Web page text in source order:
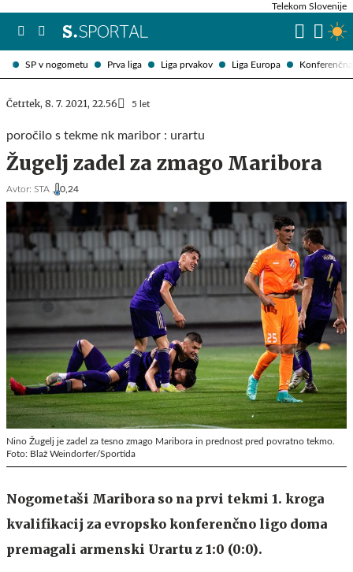
SP v nogometu Prva liga Liga prvakov Liga Europa
Telekom Slovenije
Četrtek, 8. 7. 2021, 22.56 5 let
poročilo s tekme nk maribor : urartu
Žugelj zadel za zmago Maribora
Avtor: STA , 0,24
Nino Žugelj je zadel za tesno zmago Maribora in prednost pred povratno tekmo.
Foto: Blaž Weindorfer/Sportida
Nogometaši Maribora so na prvi tekmi 1. kroga
kvalifikacij za evropsko konferenčno ligo doma
premagali armenski Urartu z 1:0 (0:0).